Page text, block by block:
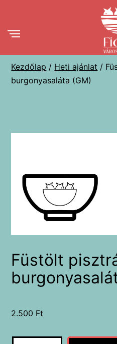
Kezdőlap / Heti ajánlat /
burgonyasaláta (GM)
Füstölt
2.500 Ft